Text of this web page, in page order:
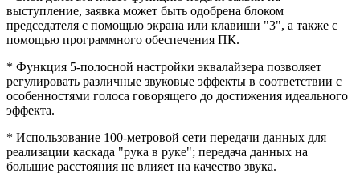
выступление, заявка может быть одобрена блоком
председателя с помощью экрана или клавиши "3", а также с
помощью программного обеспечения ПК.
* Функция 5-полосной настройки эквалайзера позволяет
регулировать различные звуковые эффекты в соответствии с
особенностями голоса говорящего до достижения идеального
эффекта.
* Использование 100-метровой сети передачи данных для
реализации каскада "рука в руке"; передача данных на
большие расстояния не влияет на качество звука.